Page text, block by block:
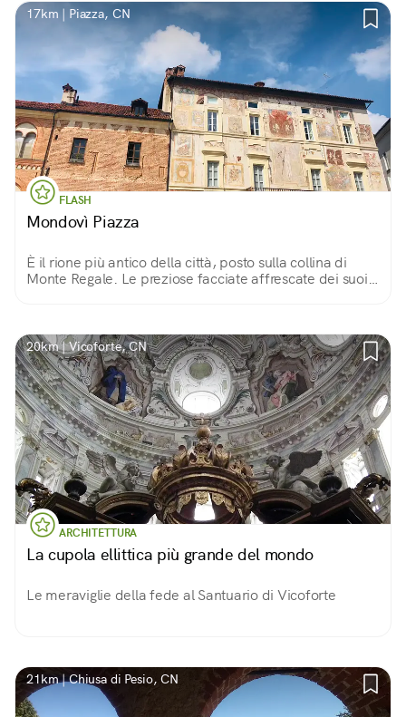
17km | Piazza, CN
FLASH
Mondovì Piazza
È il rione più antico della città, posto sulla collina di
Monte Regale. Le preziose facciate affrescate dei suoi
20km | Vicoforte, CN
ARCHITETTURA
La cupola ellittica più grande del mondo
Le meraviglie della fede al Santuario di Vicoforte
21km | Chiusa di Pesio, CN